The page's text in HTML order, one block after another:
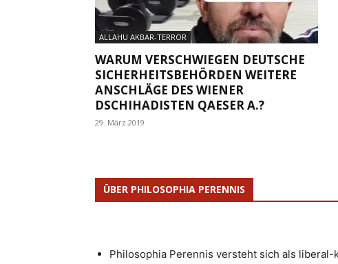
ALLAHU AKBAR-TERROR
WARUM VERSCHWIEGEN DEUTSCHE
SICHERHEITSBEHÖRDEN WEITERE
ANSCHLÄGE DES WIENER
DSCHIHADISTEN QAESER A.?
29. März 2019
ÜBER PHILOSOPHIA PERENNIS
Philosophia Perennis versteht sich als